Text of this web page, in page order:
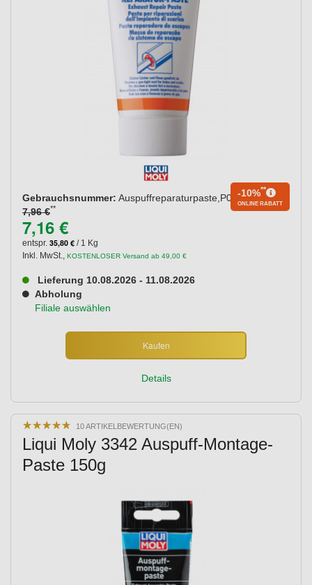
Gebrauchsnummer: Auspuffreparaturpaste,P000415
7,96 €**
-10%**
ONLINE RABATT
7,16 €
entspr. 35,80 € / 1 Kg
Inkl. MwSt.
KOSTENLOSER Versand ab 49,00 €
Lieferung 10.08.2026 - 11.08.2026
Abholung
Filiale auswählen
Kaufen
Details
★★★★★
★★★★★ 10 ARTIKELBEWERTUNG(EN)
Liqui Moly 3342 Auspuff-Montage-
Paste 150g